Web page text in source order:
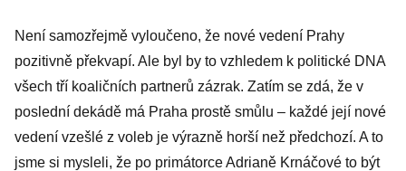
Není samozřejmě vyloučeno, že nové vedení Prahy
pozitivně překvapí. Ale byl by to vzhledem k politické DNA
všech tří koaličních partnerů zázrak. Zatím se zdá, že v
poslední dekádě má Praha prostě smůlu – každé její nové
vedení vzešlé z voleb je výrazně horší než předchozí. A to
jsme si mysleli, že po primátorce Adrianě Krnáčové to být